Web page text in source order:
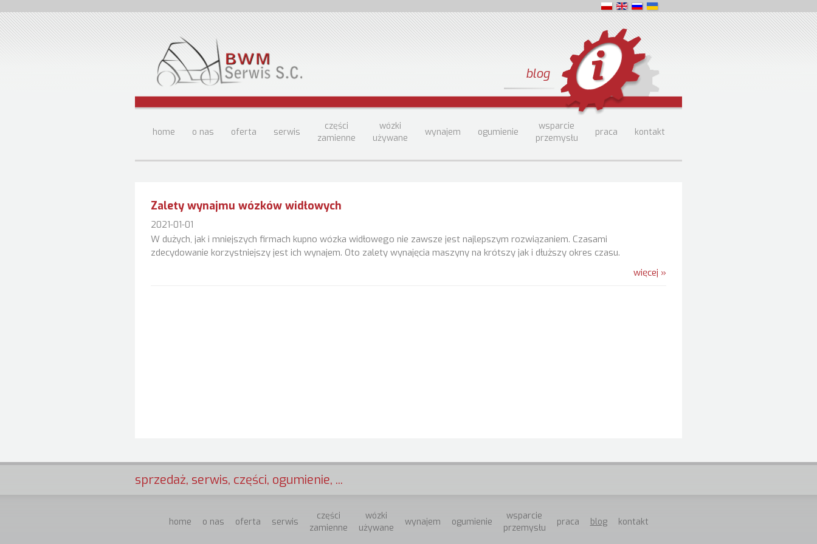
blog
home o nas oferta serwis
części
zamienne
wózki
używane
wynajem ogumienie
wsparcie
przemysłu
praca kontakt
Zalety wynajmu wózków widłowych
2021-01-01
W dużych, jak i mniejszych firmach kupno wózka widłowego nie zawsze jest najlepszym rozwiązaniem. Czasami
zdecydowanie korzystniejszy jest ich wynajem. Oto zalety wynajęcia maszyny na krótszy jak i dłuższy okres czasu.
więcej »
sprzedaż, serwis, części, ogumienie, ...
home o nas oferta serwis
części
zamienne
wózki
używane
wynajem ogumienie
wsparcie
przemysłu
praca blog kontakt